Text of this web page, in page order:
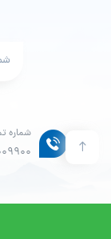
شماره
© طراحی و